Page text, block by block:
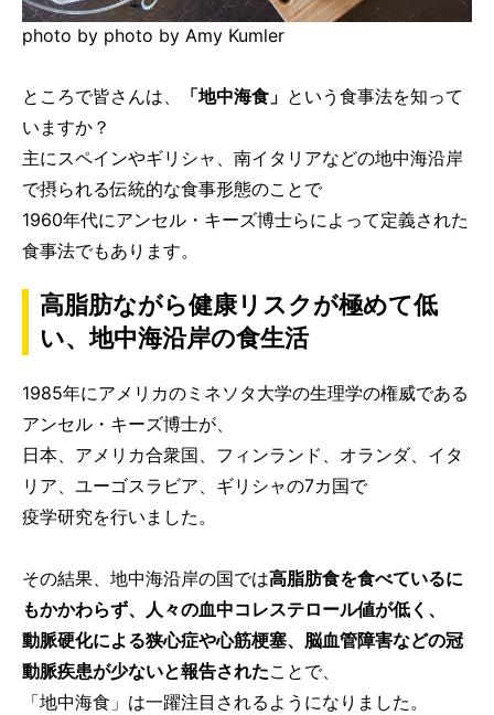
photo by photo by Amy Kumler
ところで皆さんは、 「地中海食」 という食事法を知って
いますか？
主にスペインやギリシャ、南イタリアなどの地中海沿岸
で摂られる伝統的な食事形態のことで
1960年代にアンセル・キーズ博士らによって定義された
食事法でもあります。
高脂肪ながら健康リスクが極めて低
い、地中海沿岸の食生活
1985年にアメリカのミネソタ大学の生理学の権威である
アンセル・キーズ博士が、
日本、アメリカ合衆国、フィンランド、オランダ、イタ
リア、ユーゴスラビア、ギリシャの7カ国で
疫学研究を行いました。
その結果、地中海沿岸の国では高脂肪食を食べているに
もかかわらず、人々の血中コレステロール値が低く、
動脈硬化による狭心症や心筋梗塞、脳血管障害などの冠
動脈疾患が少ないと報告されたことで、
「地中海食」は一躍注目されるようになりました。